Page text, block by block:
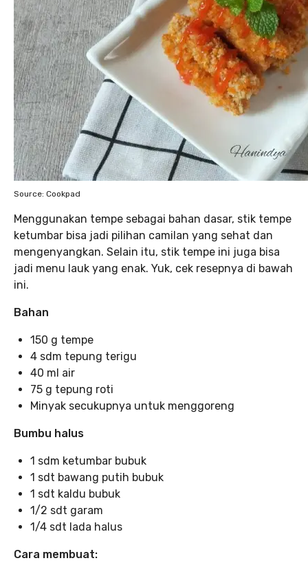
Source: Cookpad
Menggunakan tempe sebagai bahan dasar, stik tempe
ketumbar bisa jadi pilihan camilan yang sehat dan
mengenyangkan. Selain itu, stik tempe ini juga bisa
jadi menu lauk yang enak. Yuk, cek resepnya di bawah
ini.
Bahan
150 g tempe
4 sdm tepung terigu
40 ml air
75 g tepung roti
Minyak secukupnya untuk menggoreng
Bumbu halus
1 sdm ketumbar bubuk
1 sdt bawang putih bubuk
1 sdt kaldu bubuk
1/2 sdt garam
1/4 sdt lada halus
Cara membuat: